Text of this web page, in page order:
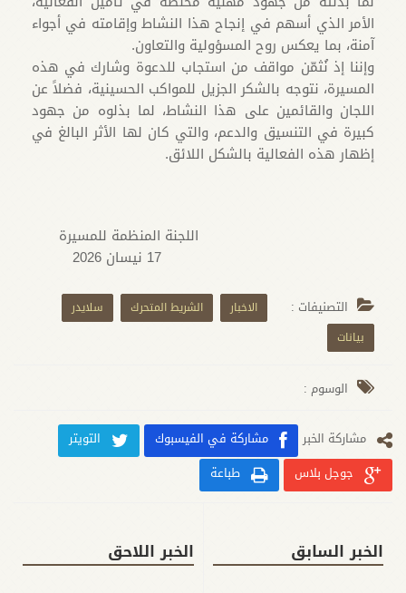
الأمر الذي أسهم في إنجاح هذا النشاط وإقامته في أجواء
آمنة، بما يعكس روح المسؤولية والتعاون.
وإننا إذ نُثمّن مواقف من استجاب للدعوة وشارك في هذه
المسيرة، نتوجه بالشكر الجزيل للمواكب الحسينية، فضلاً عن
اللجان والقائمين على هذا النشاط، لما بذلوه من جهود
كبيرة في التنسيق والدعم، والتي كان لها الأثر البالغ في
إظهار هذه الفعالية بالشكل اللائق.
اللجنة المنظمة للمسيرة
17 نيسان 2026
التصنيفات : الاخبار الشريط المتحرك
سلايدر
بيانات
الوسوم :
مشارکة الخبر مشاركة في الفيسبوك
التويتر
جوجل بلاس
طباعة
الخبر السابق الخبر اللاحق